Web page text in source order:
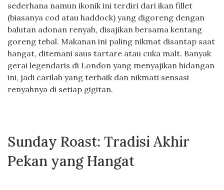
sederhana namun ikonik ini terdiri dari ikan fillet
(biasanya cod atau haddock) yang digoreng dengan
balutan adonan renyah, disajikan bersama kentang
goreng tebal. Makanan ini paling nikmat disantap saat
hangat, ditemani saus tartare atau cuka malt. Banyak
gerai legendaris di London yang menyajikan hidangan
ini, jadi carilah yang terbaik dan nikmati sensasi
renyahnya di setiap gigitan.
Sunday Roast: Tradisi Akhir
Pekan yang Hangat